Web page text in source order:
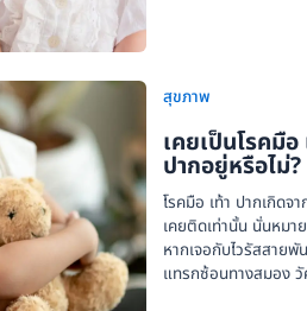
สุขภาพ
เคยเป็นโรคมื
ปากอยู่หรือไม่?
โรคมือ เท้า ปากเกิดจ
เคยติดเท่านั้น นั่นหมา
หากเจอกับไวรัสสาย
แทรกซ้อนทางสมอง วั